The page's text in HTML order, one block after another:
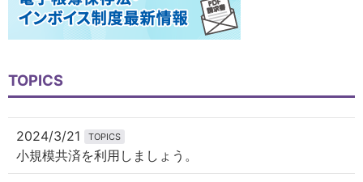
TOPICS
2024/3/21 TOPICS
小規模共済を利用しましょう。